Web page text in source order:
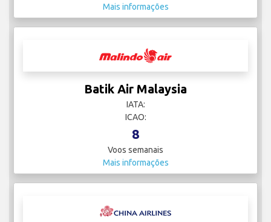
Mais informações
Batik Air Malaysia
IATA:
ICAO:
8
Voos semanais
Mais informações